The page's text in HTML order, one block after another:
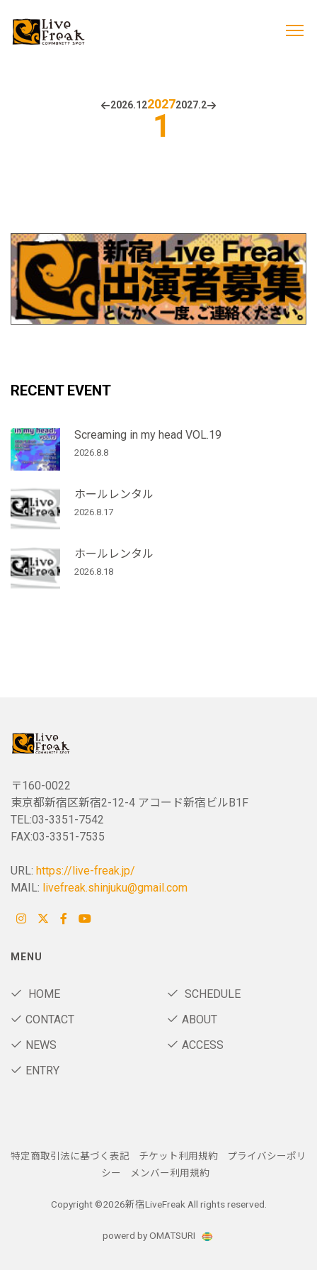
2026.122027
1
2027.2
RECENT EVENT
Screaming in my head VOL.19
2026.8.8
ホールレンタル
2026.8.17
ホールレンタル
2026.8.18
〒160-0022
東京都新宿区新宿2-12-4 アコード新宿ビルB1F
TEL:03-3351-7542
FAX:03-3351-7535
URL: https://live-freak.jp/
MAIL: livefreak.shinjuku@gmail.com
MENU
HOME
SCHEDULE
CONTACT
ABOUT
NEWS
ACCESS
ENTRY
特定商取引法に基づく表記 チケット利用規約
プライバシーポリ
シー
メンバー利用規約
Copyright ©2026新宿LiveFreak All rights reserved.
powerd by OMATSURI